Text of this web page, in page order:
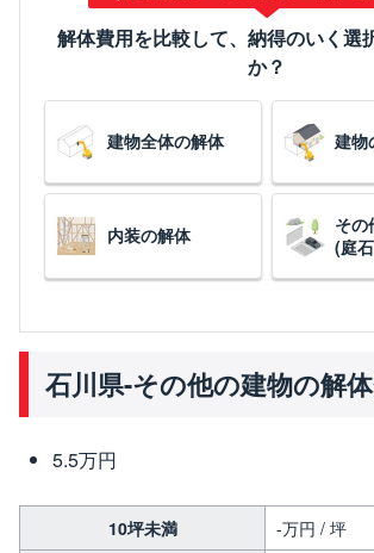
解体費用を比較して、納得のいく選
か？
建物全体の解体 建物
内装の解体
その
(庭
石川県-その他の建物の解
5.5万円
10坪未満
-万円 / 坪